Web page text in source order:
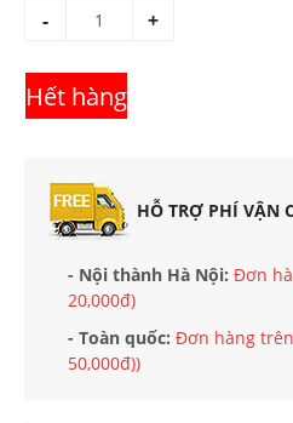
- +
Hết hàng
HỖ TRỢ PHÍ VẬN
- Nội thành Hà Nội: Đơn
20,000đ)
- Toàn quốc: Đơn hàng
50,000đ))